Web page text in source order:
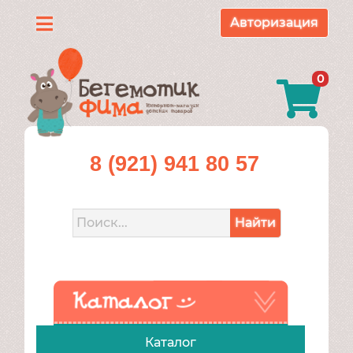
Каталог
О
нас
Доставка
Контакты
Авторизация
0
8 (921) 941 80 57
Найти
Каталог